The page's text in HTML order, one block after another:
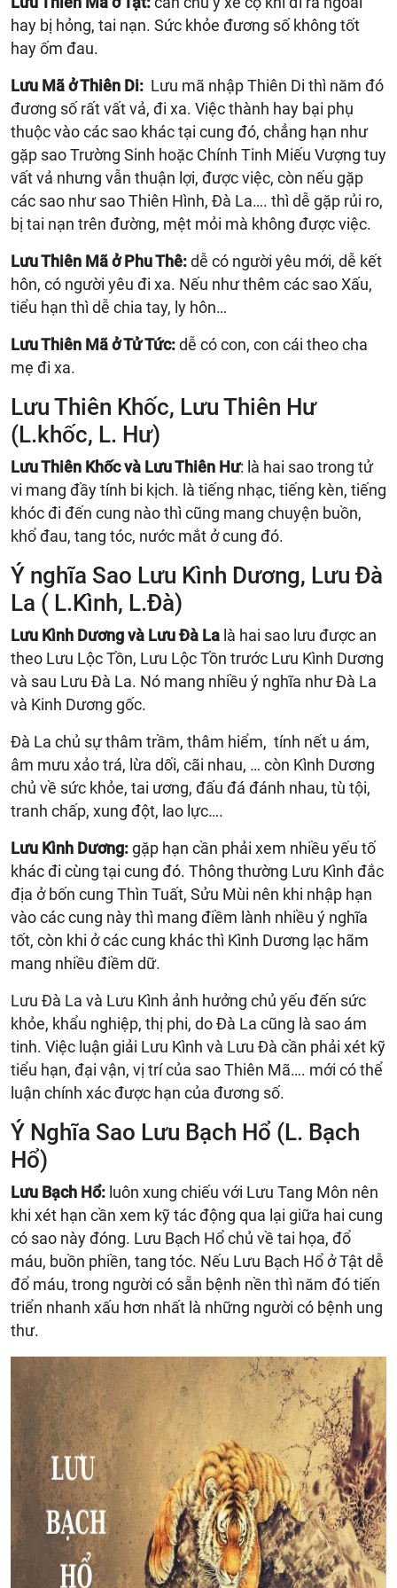
hay bị hỏng, tai nạn. Sức khỏe đương số không tốt
hay ốm đau.
Lưu Mã ở Thiên Di: Lưu mã nhập Thiên Di thì năm đó
đương số rất vất vả, đi xa. Việc thành hay bại phụ
thuộc vào các sao khác tại cung đó, chẳng hạn như
gặp sao Trường Sinh hoặc Chính Tinh Miếu Vượng tuy
vất vả nhưng vẫn thuận lợi, được việc, còn nếu gặp
các sao như sao Thiên Hình, Đà La…. thì dễ gặp rủi ro,
bị tai nạn trên đường, mệt mỏi mà không được việc.
Lưu Thiên Mã ở Phu Thê:dễ có người yêu mới, dễ kết
hôn, có người yêu đi xa. Nếu như thêm các sao Xấu,
tiểu hạn thì dễ chia tay, ly hôn…
Lưu Thiên Mã ở Tử Tức:dễ có con, con cái theo cha
mẹ đi xa.
Lưu Thiên Khốc, Lưu Thiên Hư
(L.khốc, L. Hư)
Lưu Thiên Khốc và Lưu Thiên Hư: là hai sao trong tử
vi mang đầy tính bi kịch. là tiếng nhạc, tiếng kèn, tiếng
khóc đi đến cung nào thì cũng mang chuyện buồn,
khổ đau, tang tóc, nước mắt ở cung đó.
Ý nghĩa Sao Lưu Kình Dương, Lưu Đà
La ( L.Kình, L.Đà)
Lưu Kình Dương và Lưu Đà La là hai sao lưu được an
theo Lưu Lộc Tồn, Lưu Lộc Tồn trước Lưu Kình Dương
và sau Lưu Đà La. Nó mang nhiều ý nghĩa như Đà La
và Kinh Dương gốc.
Đà La chủ sự thâm trầm, thâm hiểm, tính nết u ám,
âm mưu xảo trá, lừa dối, cãi nhau, … còn Kình Dương
chủ về sức khỏe, tai ương, đấu đá đánh nhau, tù tội,
tranh chấp, xung đột, lao lực….
Lưu Kình Dương:gặp hạn cần phải xem nhiều yếu tố
khác đi cùng tại cung đó. Thông thường Lưu Kình đắc
địa ở bốn cung Thìn Tuất, Sửu Mùi nên khi nhập hạn
vào các cung này thì mang điềm lành nhiều ý nghĩa
tốt, còn khi ở các cung khác thì Kình Dương lạc hãm
mang nhiều điềm dữ.
Lưu Đà La và Lưu Kình ảnh hưởng chủ yếu đến sức
khỏe, khẩu nghiệp, thị phi, do Đà La cũng là sao ám
tinh. Việc luận giải Lưu Kình và Lưu Đà cần phải xét kỹ
tiểu hạn, đại vận, vị trí của sao Thiên Mã…. mới có thể
luận chính xác được hạn của đương số.
Ý Nghĩa Sao Lưu Bạch Hổ (L. Bạch
Hổ)
Lưu Bạch Hổ: luôn xung chiếu với Lưu Tang Môn nên
khi xét hạn cần xem kỹ tác động qua lại giữa hai cung
có sao này đóng. Lưu Bạch Hổ chủ về tai họa, đổ
máu, buồn phiền, tang tóc. Nếu Lưu Bạch Hổ ở Tật dễ
đổ máu, trong người có sẵn bệnh nền thì năm đó tiến
triển nhanh xấu hơn nhất là những người có bệnh ung
thư.